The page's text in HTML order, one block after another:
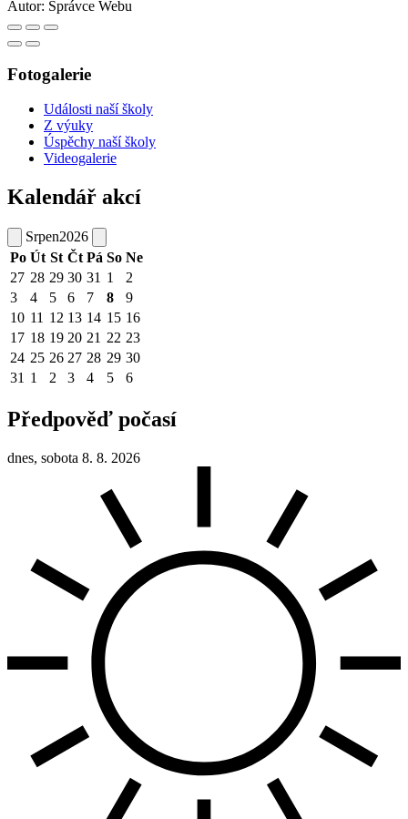
Autor: Správce Webu
Fotogalerie
Události naší školy
Z výuky
Úspěchy naší školy
Videogalerie
Kalendář akcí
Srpen2026
Po Út St Čt Pá So Ne
27 28 29 30 31 1
2
3
4 5 6 7 8
9
10 11 12 13 14 15 16
17 18 19 20 21 22 23
24 25 26 27 28 29 30
31 1 2 3 4 5 6
Předpověď počasí
dnes, sobota 8. 8. 2026